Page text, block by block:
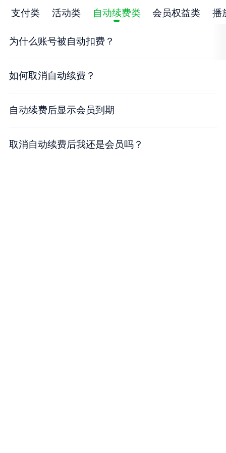
支付类 活动类 自动续费类 会员权益类 播
为什么账号被自动扣费？
如何取消自动续费？
自动续费后显示会员到期
取消自动续费后我还是会员吗？